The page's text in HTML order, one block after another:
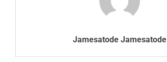
Jamesatode Jamesatode